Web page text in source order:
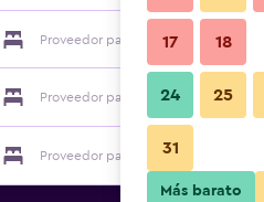
Proveedor para Hotel Dolomiten
Proveedor para Hotel Dolomiten
Proveedor para Hotel Dolomiten
17 18
24 25
31
Más barato